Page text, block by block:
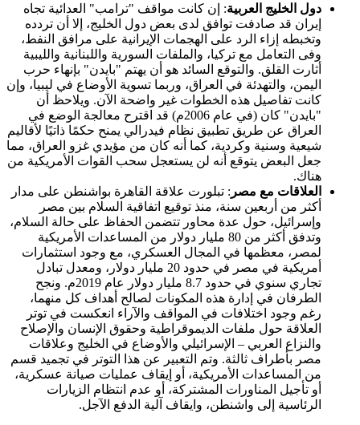
دول الخليج العربية: إن كانت مواقف "ترامب" العدائية تجاه
إيران قد صادفت توافق لدى بعض دول الخليج، إلا أن تردده
وتخبطه إزاء الرد على الهجمات الإيرانية على مرافق النفط،
وفى التعامل مع تركيا، والملفات السورية واللبنانية والليبية
أثارت القلق. والتوقع السائد هو أن يهتم "بايدن" بإنهاء حرب
اليمن، والتهدئة في العراق، وربما تسوية الأوضاع في ليبيا، وإن
كانت تفاصيل هذه الخطوات غير واضحة الآن. ويلاحظ أن
"بايدن" كان (في عام 2006م) قد اقترح معالجة الوضع في
العراق عن طريق تطبيق نظام فيدرالي يمنح حكمًا ذاتيًا لأقاليم
شيعية وسنية وكردية، كما أنه كان من مؤيدي غزو العراق، مما
جعل البعض يتوقع أنه لن يستعجل سحب القوات الأمريكية من
هناك.
العلاقات مع مصر : تبلورت علاقة القاهرة بواشنطن على مدار
أكثر من أربعين سنة، منذ توقيع اتفاقية السلام بين مصر
وإسرائيل، حول عدة محاور تتضمن الحفاظ على حالة السلام،
وتدفق أكثر من 80 مليار دولار من المساعدات الأمريكية
لمصر، معظمها في المجال العسكري، مع وجود استثمارات
أمريكية في مصر في حدود 20 مليار دولار، ومعدل تبادل
تجاري سنوي في حدود 8.7 مليار دولار عام 2019م. ونجح
الطرفان في إدارة هذه المكونات لصالح أهداف كل منهما،
رغم وجود اختلافات في المواقف والآراء انعكست في توتر
العلاقة حول ملفات الديموقراطية وحقوق الإنسان والإصلاح
والنزاع العربي – الإسرائيلي والأوضاع في الخليج وعلاقات
مصر بأطراف ثالثة. وتم التعبير عن هذا التوتر في تجميد قسم
من المساعدات الأمريكية، أو إيقاف عمليات صيانة عسكرية،
أو تأجيل المناورات المشتركة، أو عدم انتظام الزيارات
الرئاسية إلى واشنطن، وايقاف آلية الدفع الآجل.